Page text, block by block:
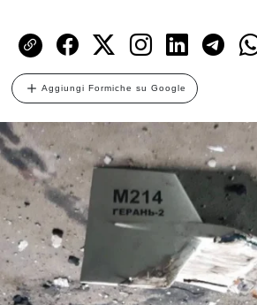
Aggiungi Formiche su Google